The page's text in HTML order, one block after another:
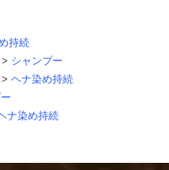
持続
> シャンプー
> ヘナ染め持続
ナ染め持続